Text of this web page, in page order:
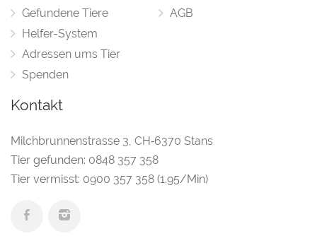
Gefundene Tiere
Helfer-System
Adressen ums Tier
Spenden
AGB
Kontakt
Milchbrunnenstrasse 3, CH‑6370 Stans
Tier gefunden: 0848 357 358
Tier vermisst: 0900 357 358 (1.95/Min)